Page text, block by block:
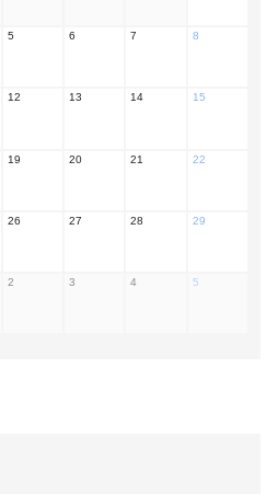
5 6 7 8
12 13 14 15
19 20 21 22
26 27 28 29
2 3 4 5